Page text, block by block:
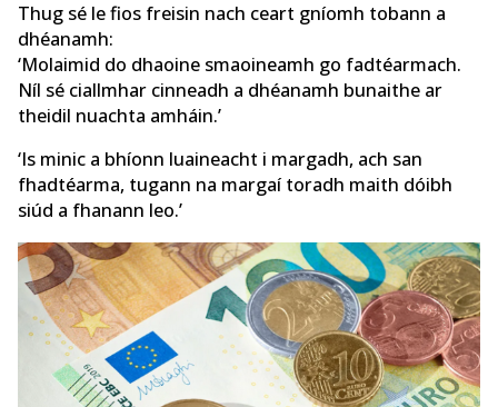
Thug sé le fios freisin nach ceart gníomh tobann a
dhéanamh:
‘Molaimid do dhaoine smaoineamh go fadtéarmach.
Níl sé ciallmhar cinneadh a dhéanamh bunaithe ar
theidil nuachta amháin.’
‘Is minic a bhíonn luaineacht i margadh, ach san
fhadtéarma, tugann na margaí toradh maith dóibh
siúd a fhanann leo.’